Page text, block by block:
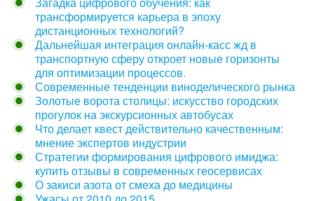
трансформируется карьера в эпоху
дистанционных технологий?
Дальнейшая интеграция онлайн-касс жд в
транспортную сферу откроет новые горизонты
для оптимизации процессов.
Современные тенденции виноделического рынка
Золотые ворота столицы: искусство городских
прогулок на экскурсионных автобусах
Что делает квест действительно качественным:
мнение экспертов индустрии
Стратегии формирования цифрового имиджа:
купить отзывы в современных геосервисах
О закиси азота от смеха до медицины